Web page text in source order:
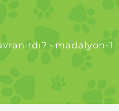
• madalyon-1